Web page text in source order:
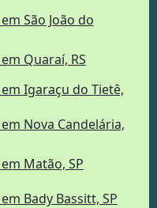
São João do
Quaraí, RS
Igaraçu do Tietê,
Nova Candelária,
Matão, SP
Bady Bassitt, SP